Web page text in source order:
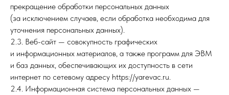
прекращение обработки персональных данных
(за исключением случаев, если обработка необходима для
уточнения персональных данных).
2.3. Веб-сайт — совокупность графических
и информационных материалов, а также программ для ЭВМ
и баз данных, обеспечивающих их доступность в сети
интернет по сетевому адресу https://yarevac.ru.
2.4. Информационная система персональных данных —